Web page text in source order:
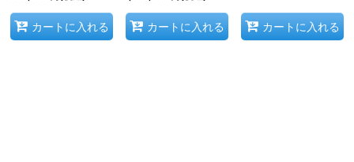
カートに入れる カートに入れる カートに入れる